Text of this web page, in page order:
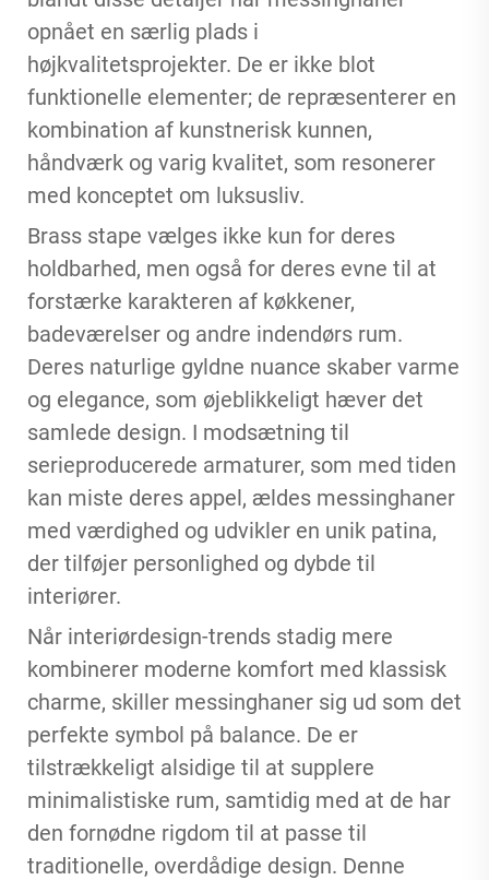
opnået en særlig plads i
højkvalitetsprojekter. De er ikke blot
funktionelle elementer; de repræsenterer en
kombination af kunstnerisk kunnen,
håndværk og varig kvalitet, som resonerer
med konceptet om luksusliv.
Brass stape vælges ikke kun for deres
holdbarhed, men også for deres evne til at
forstærke karakteren af køkkener,
badeværelser og andre indendørs rum.
Deres naturlige gyldne nuance skaber varme
og elegance, som øjeblikkeligt hæver det
samlede design. I modsætning til
serieproducerede armaturer, som med tiden
kan miste deres appel, ældes messinghaner
med værdighed og udvikler en unik patina,
der tilføjer personlighed og dybde til
interiører.
Når interiørdesign-trends stadig mere
kombinerer moderne komfort med klassisk
charme, skiller messinghaner sig ud som det
perfekte symbol på balance. De er
tilstrækkeligt alsidige til at supplere
minimalistiske rum, samtidig med at de har
den fornødne rigdom til at passe til
traditionelle, overdådige design. Denne